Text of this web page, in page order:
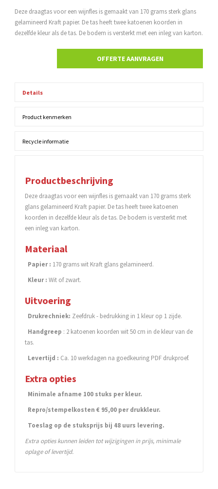
Deze draagtas voor een wijnfles is gemaakt van 170 grams sterk glans
gelamineerd Kraft papier. De tas heeft twee katoenen koorden in
dezelfde kleur als de tas. De bodem is versterkt met een inleg van karton.
OFFERTE AANVRAGEN
Details
Product kenmerken
Recycle informatie
Productbeschrijving
Deze draagtas voor een wijnfles is gemaakt van 170 grams sterk
glans gelamineerd Kraft papier. De tas heeft twee katoenen
koorden in dezelfde kleur als de tas. De bodem is versterkt met
een inleg van karton.
Materiaal
Papier : 170 grams wit Kraft glans gelamineerd.
Kleur : Wit of zwart.
Uitvoering
Drukrechniek: Zeefdruk - bedrukking in 1 kleur op 1 zijde.
Handgreep : 2 katoenen koorden wit 50 cm in de kleur van de
tas.
Levertijd : Ca. 10 werkdagen na goedkeuring PDF drukproef.
Extra opties
Minimale afname 100 stuks per kleur.
Repro/stempelkosten € 95,00 per drukkleur.
Toeslag op de stuksprijs bij 48 uurs levering.
Extra opties kunnen leiden tot wijzigingen in prijs, minimale
oplage of levertijd.